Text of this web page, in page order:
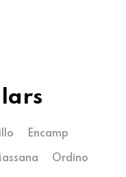
Encamp
Ordino